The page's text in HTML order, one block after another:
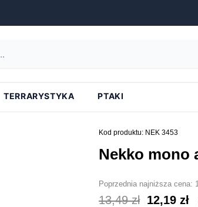
TERRARYSTYKA PTAKI
Kod produktu: NEK 3453
nekko
Poprzednia najniższa cena:
13,49zł 12,19 zł